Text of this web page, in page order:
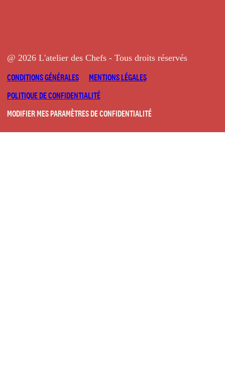
@ 2026 L'atelier des Chefs - Tous droits réservés
CONDITIONS GÉNÉRALES
MENTIONS LÉGALES
POLITIQUE DE CONFIDENTIALITÉ
MODIFIER MES PARAMÈTRES DE CONFIDENTIALITÉ